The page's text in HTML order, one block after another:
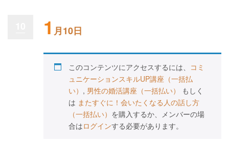
1 月10日
このコンテンツにアクセスするには、 コミ
ュニケーションスキルUP講座（一括払
い） , 男性の婚活講座（一括払い）
もしく
は またすぐに！会いたくなる人の話し方
（一括払い） を購入するか、メンバーの場
合はログインする必要があります。